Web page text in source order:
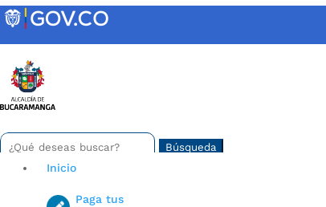
Skip
to
Buscar:
Search
for...
Inicio
Paga tus